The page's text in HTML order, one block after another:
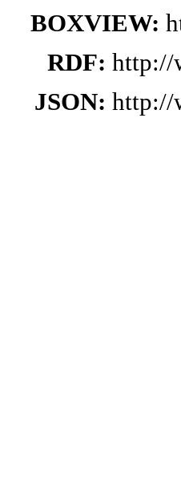
BOXVIEW:
RDF: http://
JSON: http://